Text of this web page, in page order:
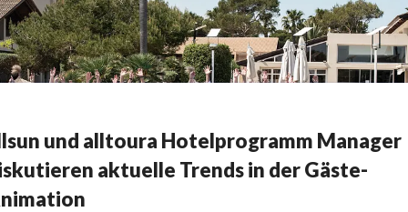
und alltoura Hotelprogramm Manager
aktuelle Trends in der Gäste-